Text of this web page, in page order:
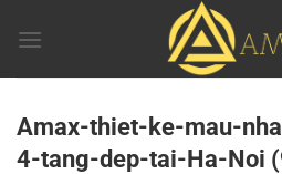
đến
Amax-thiet-ke-mau-
4-tang-dep-tai-Ha-Noi